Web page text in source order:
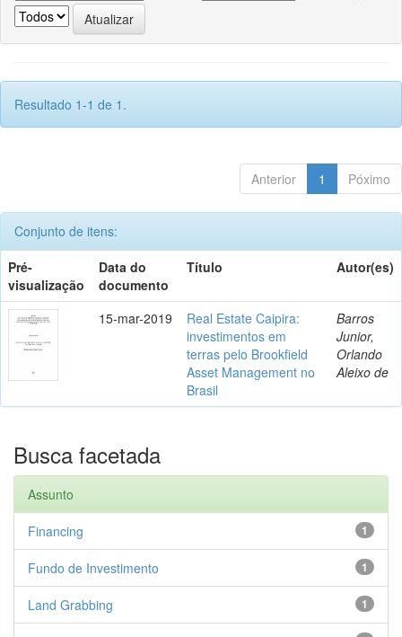
Resultado 1-1 de 1.
Anterior 1 Póximo
Conjunto de itens:
Pré-
visualização
Data do
documento
Título Autor(es)
15-mar-2019
Real Estate Caipira:
investimentos em
terras pelo Brookfield
Asset Management no
Brasil
Barros
Junior,
Orlando
Aleixo de
Busca facetada
Assunto
1
Financing
1
Fundo de Investimento
1
Land Grabbing